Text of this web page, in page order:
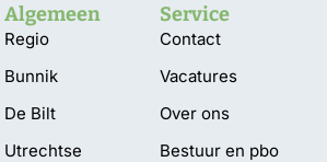
Algemeen
Regio
Bunnik
De Bilt
Utrechtse
Service
Contact
Vacatures
Over ons
Bestuur en pbo